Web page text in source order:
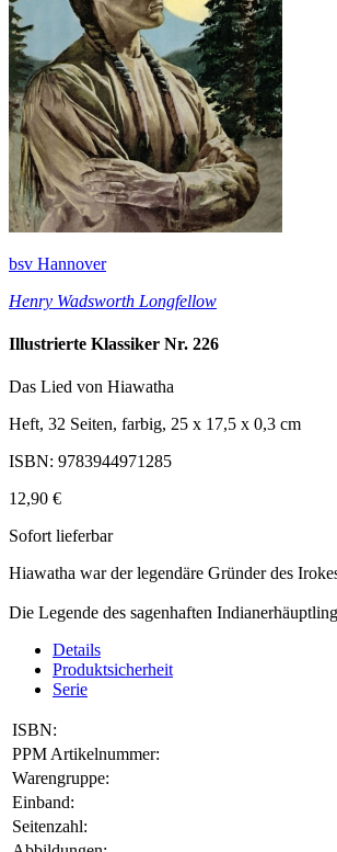
bsv Hannover
Henry Wadsworth Longfellow
Illustrierte Klassiker Nr. 226
Das Lied von Hiawatha
Heft, 32 Seiten, farbig, 25 x 17,5 x 0,3 cm
ISBN: 9783944971285
12,90 €
Sofort lieferbar
Hiawatha war der legendäre Gründer des
Die Legende des sagenhaften
Details
Produktsicherheit
Serie
ISBN:
PPM Artikelnummer:
Warengruppe:
Einband:
Seitenzahl: